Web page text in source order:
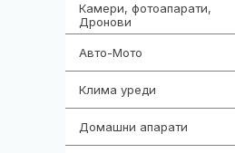
Камери, фотоапарати,
Дронови
Авто-Мото
Клима уреди
Домашни апарати